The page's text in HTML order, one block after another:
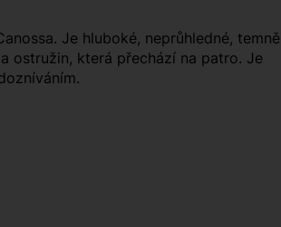
Je hluboké, neprůhledné, temně
ostružin, která přechází na patro. Je